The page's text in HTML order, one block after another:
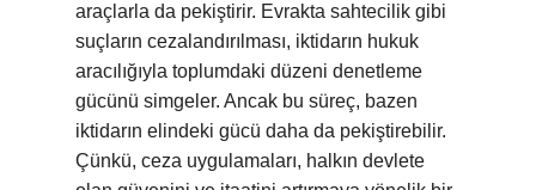
araçlarla da pekiştirir. Evrakta sahtecilik gibi
suçların cezalandırılması, iktidarın hukuk
aracılığıyla toplumdaki düzeni denetleme
gücünü simgeler. Ancak bu süreç, bazen
iktidarın elindeki gücü daha da pekiştirebilir.
Çünkü, ceza uygulamaları, halkın devlete